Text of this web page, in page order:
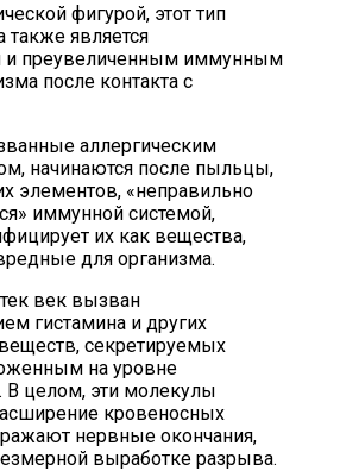
фигурой, этот тип
также является
и преувеличенным иммунным
после контакта с
аллергическим
начинаются после пыльцы,
элементов, «неправильно
иммунной системой,
их как вещества,
для организма.
век вызван
гистамина и других
секретируемых
на уровне
целом, эти молекулы
кровеносных
нервные окончания,
выработке разрыва.